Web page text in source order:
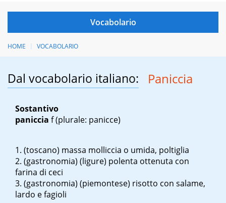
HOME VOCABOLARIO
Dal vocabolario italiano: Paniccia
Sostantivo
paniccia f(plurale: panicce)
(toscano) massa molliccia o umida, poltiglia
(gastronomia) (ligure) polenta ottenuta con
farina di ceci
(gastronomia) (piemontese) risotto con salame,
lardo e fagioli